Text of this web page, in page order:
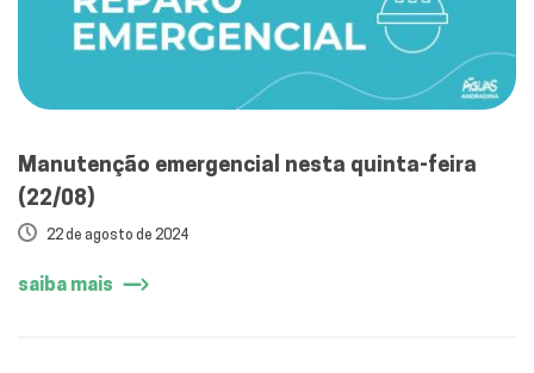
Manutenção emergencial nesta quinta-feira
(22/08)
22 de agosto de 2024
saiba mais